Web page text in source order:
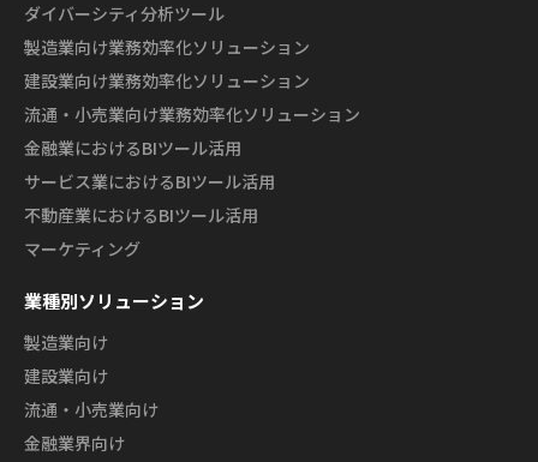
ダイバーシティ分析ツール
製造業向け業務効率化ソリューション
建設業向け業務効率化ソリューション
流通・小売業向け業務効率化ソリューション
金融業におけるBIツール活用
サービス業におけるBIツール活用
不動産業におけるBIツール活用
マーケティング
業種別ソリューション
製造業向け
建設業向け
流通・小売業向け
金融業界向け